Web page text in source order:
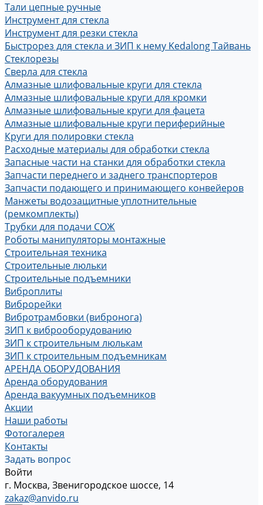
Тали цепные ручные
Инструмент для стекла
Инструмент для резки стекла
Быстрорез для стекла и ЗИП к нему Kedalong Тайвань
Стеклорезы
Сверла для стекла
Алмазные шлифовальные круги для стекла
Алмазные шлифовальные круги для кромки
Алмазные шлифовальные круги для фацета
Алмазные шлифовальные круги периферийные
Круги для полировки стекла
Расходные материалы для обработки стекла
Запасные части на станки для обработки стекла
Запчасти переднего и заднего транспортеров
Запчасти подающего и принимающего конвейеров
Манжеты водозащитные уплотнительные
(ремкомплекты)
Трубки для подачи СОЖ
Роботы манипуляторы монтажные
Строительная техника
Строительные люльки
Строительные подъемники
Виброплиты
Виброрейки
Вибротрамбовки (вибронога)
ЗИП к виброоборудованию
ЗИП к строительным люлькам
ЗИП к строительным подъемникам
АРЕНДА ОБОРУДОВАНИЯ
Аренда оборудования
Аренда вакуумных подъемников
Акции
Наши работы
Фотогалерея
Контакты
Задать вопрос
Войти
г. Москва, Звенигородское шоссе, 14
zakaz@anvido.ru